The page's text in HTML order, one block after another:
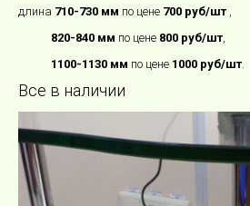
длина 710-730 мм по цене 700 руб/шт ,
820-840 мм по цене 800 руб/шт,
1100-1130 мм по цене 1000 руб/шт.
Все в наличии